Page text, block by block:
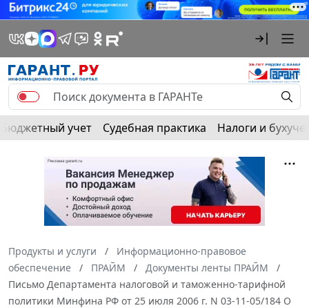
Бюджетный учет Судебная практика Налоги и
Продукты и услуги
Информационно-правовое
обеспечение
ПРАЙМ
Документы ленты ПРАЙМ
Письмо Департамента налоговой и таможенно-тарифной
политики Минфина РФ от 25 июля 2006 г. N 03-11-05/184 О